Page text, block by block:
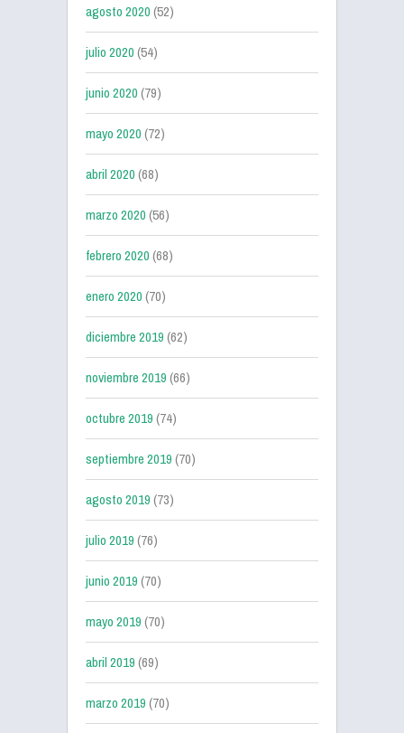
agosto 2020(52)
julio 2020(54)
junio 2020(79)
mayo 2020(72)
abril 2020(68)
marzo 2020(56)
febrero 2020(68)
enero 2020(70)
diciembre 2019(62)
noviembre 2019(66)
octubre 2019(74)
septiembre 2019(70)
agosto 2019(73)
julio 2019(76)
junio 2019(70)
mayo 2019(70)
abril 2019(69)
marzo 2019(70)